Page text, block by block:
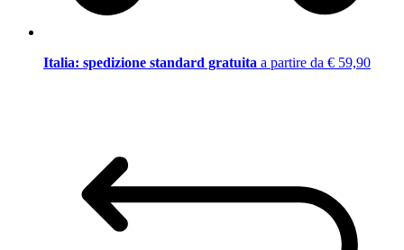
Italia: spedizione standard gratuita a partire da € 59,90